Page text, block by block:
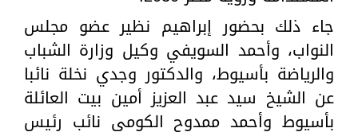
جاء ذلك بحضور إبراهيم نظير عضو مجلس
النواب، وأحمد السويفي وكيل وزارة الشباب
والرياضة بأسيوط، والدكتور وجدي نخلة نائبا
عن الشيخ سيد عبد العزيز أمين بيت العائلة
بأسيوط وأحمد ممدوح الكومي نائب رئيس